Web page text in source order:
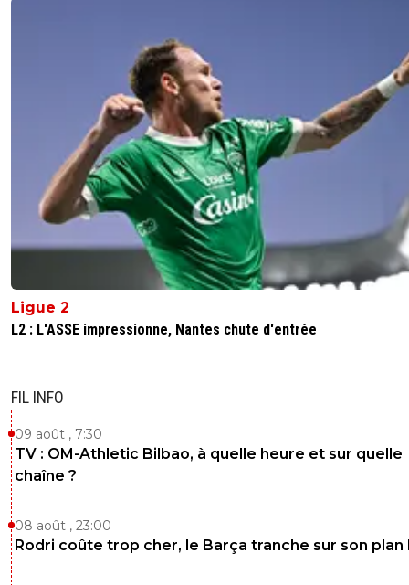
Ligue 2
L2 : L'ASSE impressionne, Nantes chute d'entrée
FIL INFO
09 août , 7:30
TV : OM-Athletic Bilbao, à quelle heure et sur quelle
chaîne ?
08 août , 23:00
Rodri coûte trop cher, le Barça tranche sur son plan